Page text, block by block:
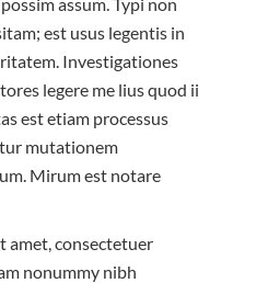
est usus legentis in
Investigationes
legere me lius quod ii
est etiam processus
mutationem
Mirum est notare
amet, consectetuer
nonummy nibh